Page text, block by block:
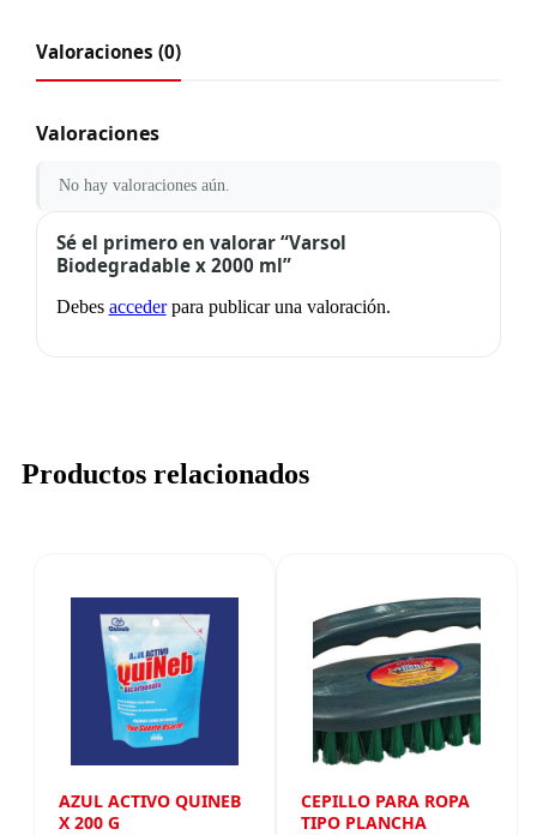
Valoraciones (0)
Valoraciones
No hay valoraciones aún.
Sé el primero en valorar “Varsol
Biodegradable x 2000 ml”
Debes accederpara publicar una valoración.
Productos relacionados
AZUL ACTIVO QUINEB
X 200 G
CEPILLO PARA ROPA
TIPO PLANCHA